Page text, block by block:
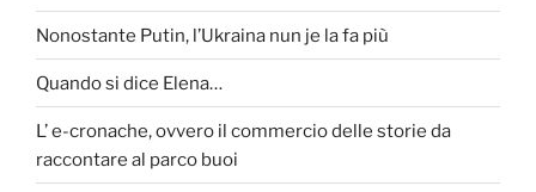
Nonostante Putin, l’Ukraina nun je la fa più
Quando si dice Elena…
L’ e-cronache, ovvero il commercio delle storie da
raccontare al parco buoi